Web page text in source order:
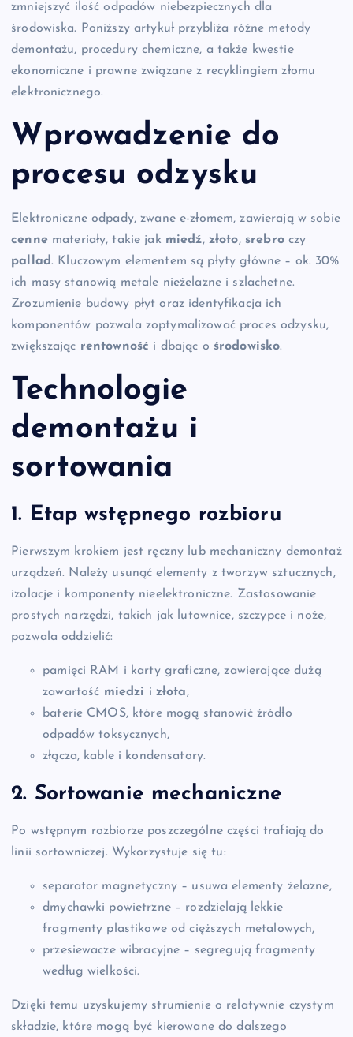
zmniejszyć ilość odpadów niebezpiecznych dla
środowiska. Poniższy artykuł przybliża różne metody
demontażu, procedury chemiczne, a także kwestie
ekonomiczne i prawne związane z recyklingiem złomu
elektronicznego.
Wprowadzenie do
procesu odzysku
Elektroniczne odpady, zwane e-złomem, zawierają w sobie
cennemateriały, takie jak miedź, złoto, srebroczy
pallad. Kluczowym elementem są płyty główne – ok. 30%
ich masy stanowią metale nieżelazne i szlachetne.
Zrozumienie budowy płyt oraz identyfikacja ich
komponentów pozwala zoptymalizować proces odzysku,
zwiększając rentowność i dbając o środowisko.
Technologie
demontażu i
sortowania
1. Etap wstępnego rozbioru
Pierwszym krokiem jest ręczny lub mechaniczny demontaż
urządzeń. Należy usunąć elementy z tworzyw sztucznych,
izolacje i komponenty nieelektroniczne. Zastosowanie
prostych narzędzi, takich jak lutownice, szczypce i noże,
pozwala oddzielić:
pamięci RAM i karty graficzne, zawierające dużą
zawartość miedzi i złota,
baterie CMOS, które mogą stanowić źródło
odpadów toksycznych,
złącza, kable i kondensatory.
2. Sortowanie mechaniczne
Po wstępnym rozbiorze poszczególne części trafiają do
linii sortowniczej. Wykorzystuje się tu:
separator magnetyczny – usuwa elementy żelazne,
dmychawki powietrzne – rozdzielają lekkie
fragmenty plastikowe od cięższych metalowych,
przesiewacze wibracyjne – segregują fragmenty
według wielkości.
Dzięki temu uzyskujemy strumienie o relatywnie czystym
składzie, które mogą być kierowane do dalszego